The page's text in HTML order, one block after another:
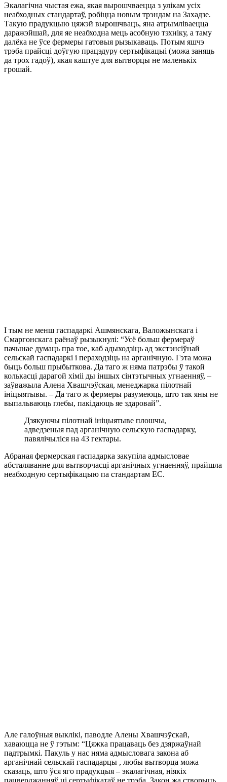
Экалагічна чыстая ежа, якая вырошчваецца з улікам усіх
неабходных стандартаў, робіцца новым трэндам на Захадзе.
Такую прадукцыю цяжэй вырошчваць, яна атрымліваецца
даражэйшай, для яе неабходна мець асобную тэхніку, а таму
далёка не ўсе фермеры гатовыя рызыкаваць. Потым яшчэ
трэба прайсці доўгую працэдуру сертыфікацыі (можа заняць
да трох гадоў), якая каштуе для вытворцы не маленькіх
грошай.
І тым не менш гаспадаркі Ашмянскага, Валожынскага і
Смаргонскага раёнаў рызыкнулі: “Усё больш фермераў
пачынае думаць пра тое, каб адыходзіць ад экстэнсіўнай
сельскай гаспадаркі і пераходзіць на арганічную. Гэта можа
быць больш прыбыткова. Да таго ж няма патрэбы ў такой
колькасці дарагой хіміі ды іншых сінтэтычных угнаенняў, –
заўважыла Алена Хвашчэўская, менеджарка пілотнай
ініцыятывы. – Да таго ж фермеры разумеюць, што так яны не
выпальваюць глебы, пакідаюць яе здаровай”.
Дзякуючы пілотнай ініцыятыве плошчы,
адведзеныя пад арганічную сельскую гаспадарку,
павялічыліся на 43 гектары.
Абраная фермерская гаспадарка закупіла адмысловае
абсталяванне для вытворчасці арганічных угнаенняў, прайшла
неабходную сертыфікацыю па стандартам ЕС.
Але галоўныя выклікі, паводле Алены Хвашчэўскай,
хаваюцца не ў гэтым: “Цяжка працаваць без дзяржаўнай
падтрымкі. Пакуль у нас няма адмысловага закона аб
арганічнай сельскай гаспадарцы , любы вытворца можа
сказаць, што ўся яго прадукцыя – экалагічная, ніякіх
пацверджанняў ці сертыфікатаў не трэба. Закон жа створыць